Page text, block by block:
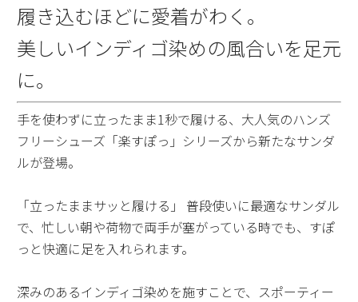
履き込むほどに愛着がわく。
美しいインディゴ染めの風合いを足元
に。
手を使わずに立ったまま1秒で履ける、大人気のハンズ
フリーシューズ「楽すぽっ」シリーズから新たなサンダ
ルが登場。
「立ったままサッと履ける」 普段使いに最適なサンダル
で、忙しい朝や荷物で両手が塞がっている時でも、すぽ
っと快適に足を入れられます。
深みのあるインディゴ染めを施すことで、スポーティー